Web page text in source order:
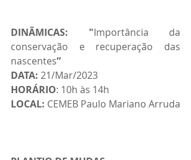
DINÂMICAS: "Importância da
conservação e recuperação das
nascentes”
DATA: 21/Mar/2023
HORÁRIO: 10h às 14h
LOCAL: CEMEB Paulo Mariano Arruda